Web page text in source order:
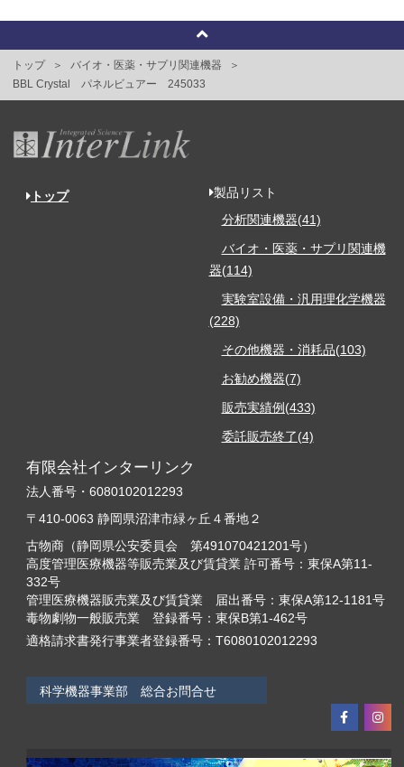
トップ
バイオ・医薬・サプリ関連機器
BBL Crystal パネルビュアー 245033
トップ
製品リスト
分析関連機器(41)
バイオ・医薬・サプリ関連機
器(114)
実験室設備・汎用理化学機器
(228)
その他機器・消耗品(103)
お勧め機器(7)
販売実績例(433)
委託販売終了(4)
有限会社インターリンク
法人番号・6080102012293
〒410-0063 静岡県沼津市緑ヶ丘４番地２
古物商（静岡県公安委員会 第491070421201号）
高度管理医療機器等販売業及び賃貸業 許可番号：東保A第11-
332号
管理医療機器販売業及び賃貸業 届出番号：東保A第12-1181号
毒物劇物一般販売業 登録番号：東保B第1-462号
適格請求書発行事業者登録番号：T6080102012293
科学機器事業部 総合お問合せ